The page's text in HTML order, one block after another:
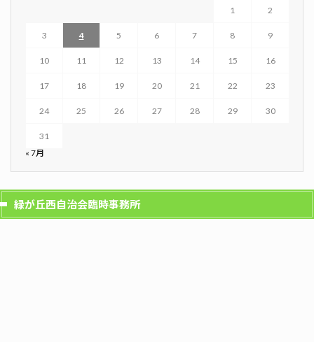
1 2
3 4 5 6 7 8 9
10 11 12 13 14 15 16
17 18 19 20 21 22 23
24 25 26 27 28 29 30
31
« 7月
緑が丘西自治会臨時事務所